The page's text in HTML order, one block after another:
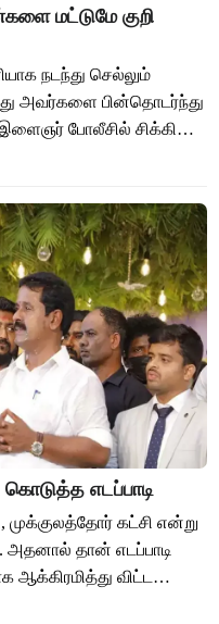
மட்டுமே குறி
நடந்து செல்லும்
அவர்களை பின்தொடர்ந்து
போலீசில் சிக்கி
பு
எடப்பாடி
கட்சி என்று
அதனால் தான் எடப்பாடி
ஆக்கிரமித்து விட்ட